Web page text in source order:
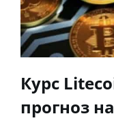
Курс
прогноз